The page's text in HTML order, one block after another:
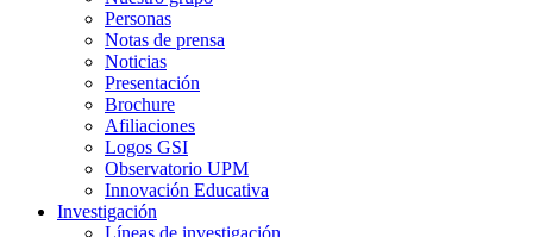
Personas
Notas de prensa
Noticias
Presentación
Brochure
Afiliaciones
Logos GSI
Observatorio UPM
Innovación Educativa
Investigación